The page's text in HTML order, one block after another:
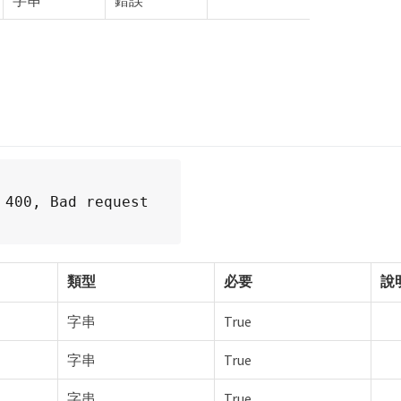
Bad request
類型 必要 說
字串 True
字串 True